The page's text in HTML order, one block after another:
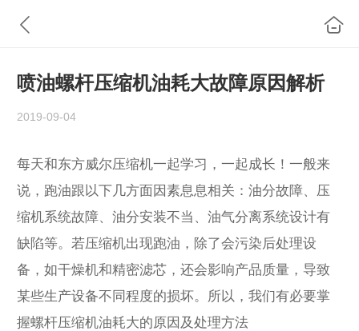
喷油螺杆压缩机油耗大故障原因解析
2019-09-04
每天和东方威尔压缩机一起学习，一起成长！一般来
说，跑油跟以下几方面因素息息相关：油分故障、压
缩机系统故障、油分安装不当、油气分离系统设计有
缺陷等。若压缩机出现跑油，除了会污染后处理设
备，如干燥机和精密滤芯，还会影响产品质量，导致
某些生产设备不同程度的损坏。所以，我们有必要掌
握螺杆压缩机油耗大的原因及处理方法